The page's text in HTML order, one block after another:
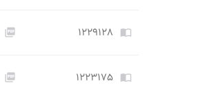
import_contacts ۱۲۲۹۱۲۸ picture_as_pdf
import_contacts ۱۲۲۳۱۷۵ picture_as_pdf